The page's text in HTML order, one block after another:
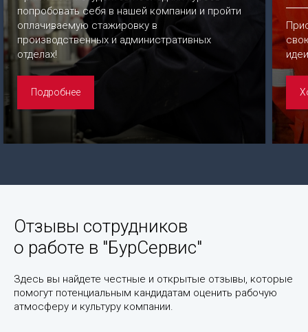
попробовать себя в нашей компании и пройти
оплачиваемую стажировку в
производственных и административных
отделах!
Подробнее
работе
"БурСервис"
Отзывы сотрудников
о работе в "БурСервис"
Здесь вы найдете честные и открытые отзывы, которые
помогут потенциальным кандидатам оценить рабочую
атмосферу и культуру компании.